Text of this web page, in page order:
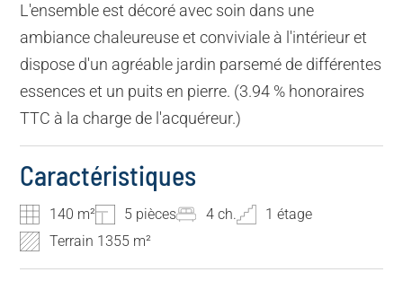
L'ensemble est décoré avec soin dans une
ambiance chaleureuse et conviviale à l'intérieur et
dispose d'un agréable jardin parsemé de différentes
essences et un puits en pierre. (3.94 % honoraires
TTC à la charge de l'acquéreur.)
Caractéristiques
140 m² 5 pièces 4 ch.
1 étage
Terrain 1355 m²